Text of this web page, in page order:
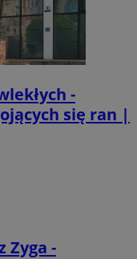
-
się ran |
Zyga -